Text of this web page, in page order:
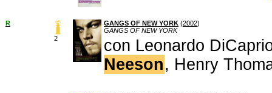
R
2
GANGS OF NEW YORK (2002)
GANGS OF NEW YORK
con Leonardo
Neeson, Henry